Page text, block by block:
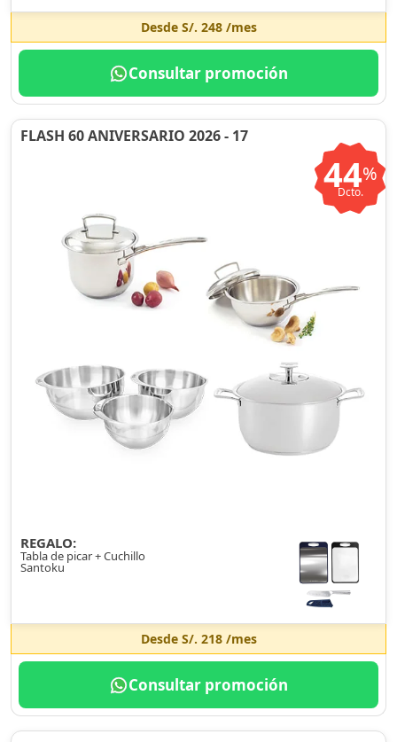
Desde S/. 248/mes
Consultar promoción
FLASH 60 ANIVERSARIO 2026 - 17
44%
Dcto.
REGALO:
Tabla de picar + Cuchillo
Santoku
Desde S/. 218/mes
Consultar promoción